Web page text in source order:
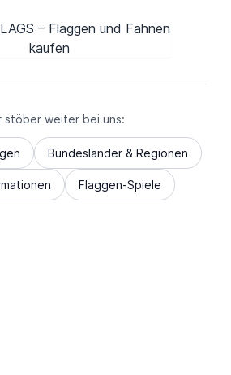
stöber weiter bei uns:
Bundesländer & Regionen
Flaggen-Spiele